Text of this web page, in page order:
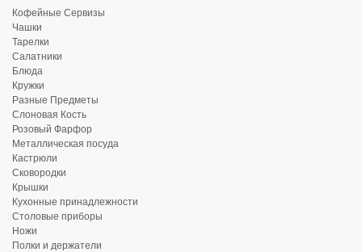
Кофейные Сервизы
Чашки
Тарелки
Салатники
Блюда
Кружки
Разные Предметы
Слоновая Кость
Розовый Фарфор
Металлическая посуда
Кастрюли
Сковородки
Крышки
Кухонные принадлежности
Столовые приборы
Ножи
Полки и держатели